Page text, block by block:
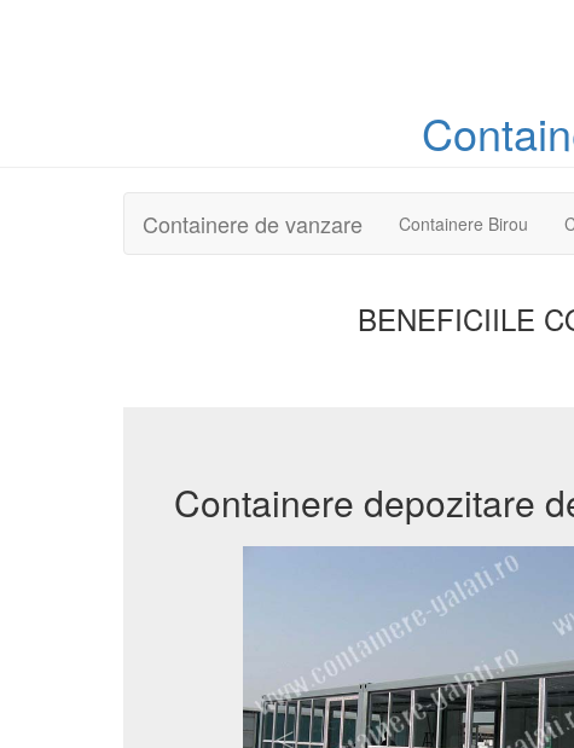
Containere de vanzare Containere Birou
BENEFICIILE
Containere depozitare